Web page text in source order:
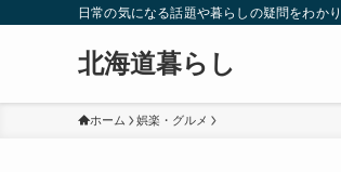
日常の気になる話題や暮らしの疑問をわか
北海道暮らし
ホーム 娯楽・グルメ